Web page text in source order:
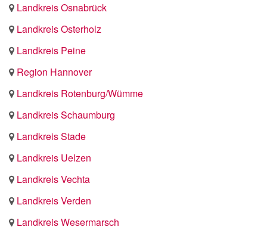
Landkreis Osnabrück
Landkreis Osterholz
Landkreis Peine
Region Hannover
Landkreis Rotenburg/Wümme
Landkreis Schaumburg
Landkreis Stade
Landkreis Uelzen
Landkreis Vechta
Landkreis Verden
Landkreis Wesermarsch